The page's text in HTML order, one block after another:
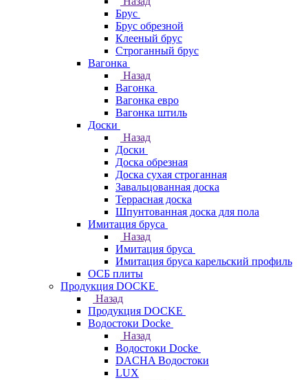
Брус
Брус обрезной
Клееный брус
Строганный брус
Вагонка
Назад
Вагонка
Вагонка евро
Вагонка штиль
Доски
Назад
Доски
Доска обрезная
Доска сухая строганная
Завальцованная доска
Террасная доска
Шпунтованная доска для пола
Имитация бруса
Назад
Имитация бруса
Имитация бруса карельский профиль
ОСБ плиты
Продукция DOCKE
Назад
Продукция DOCKE
Водостоки Docke
Назад
Водостоки Docke
DACHA Водостоки
LUX